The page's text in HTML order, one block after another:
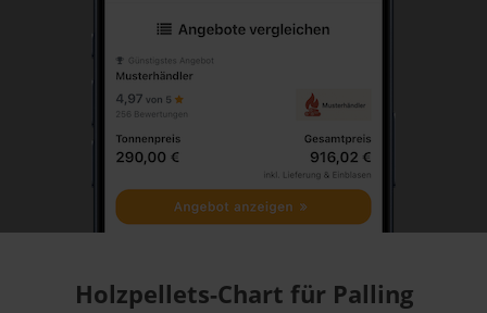
Holzpellets-Chart für Palling